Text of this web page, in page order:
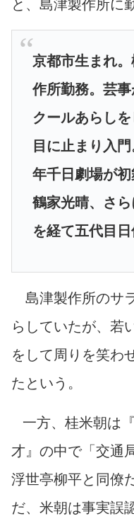
と、島津製作所に
京都市生まれ
作所勤務。芸
クールあらし
目に止まり入
年千日劇場が
鶴家光晴、さ
を経て五代目日
島津製作所のサ
らしていたが、若
をして周りを笑わ
たという。
一方、桂米朝は
才』の中で「交通
浮世亭柳平と同僚
だ、米朝は事実誤